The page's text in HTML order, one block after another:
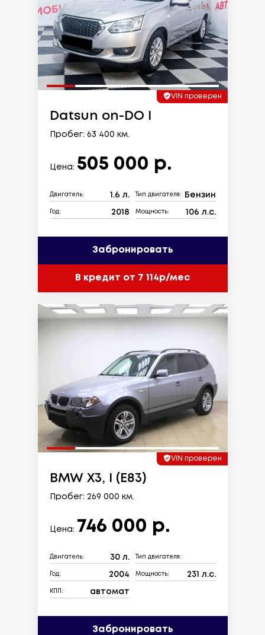
VIN проверен
Datsun on-DO I
Пробег: 63 400 км.
Цена: 505 000 р.
Двигатель: 1.6 л. Тип двигателя: Бензин
Год: 2018 Мощность: 106 л.с.
Забронировать
В кредит от 7 114р/мес
VIN проверен
BMW X3, I (E83)
Пробег: 269 000 км.
Цена: 746 000 р.
Двигатель: 30 л. Тип двигателя:
Год: 2004 Мощность: 231 л.с.
КПП: автомат
Забронировать